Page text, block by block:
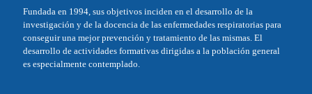
Fundada en 1994, sus objetivos inciden en el desarrollo de la
investigación y de la docencia de las enfermedades respiratorias para
conseguir una mejor prevención y tratamiento de las mismas. El
desarrollo de actividades formativas dirigidas a la población general
es especialmente contemplado.